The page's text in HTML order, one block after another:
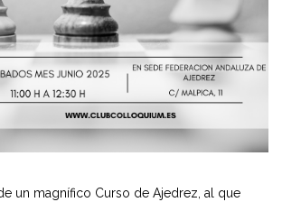
un magnífico Curso de Ajedrez, al que